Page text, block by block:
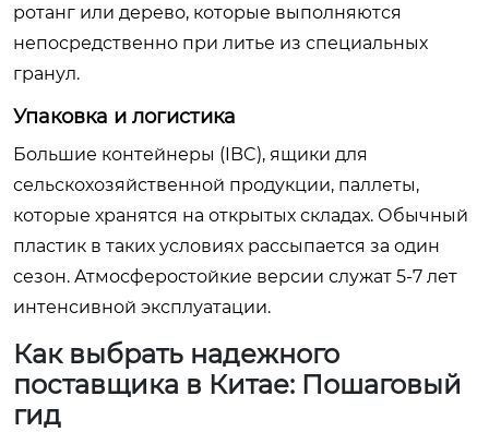
ротанг или дерево, которые выполняются
непосредственно при литье из специальных
гранул.
Упаковка и логистика
Большие контейнеры (IBC), ящики для
сельскохозяйственной продукции, паллеты,
которые хранятся на открытых складах. Обычный
пластик в таких условиях рассыпается за один
сезон. Атмосферостойкие версии служат 5-7 лет
интенсивной эксплуатации.
Как выбрать надежного
поставщика в Китае: Пошаговый
гид